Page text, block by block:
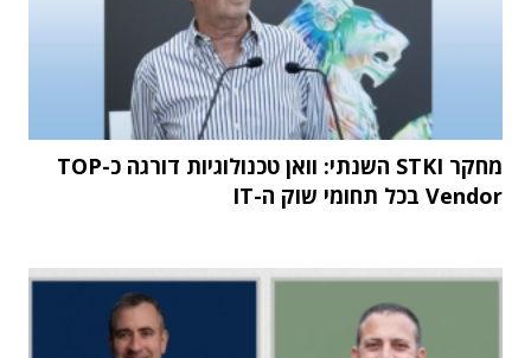
מחקר STKI השנתי: וואן טכנולוגיות דורגה כ-TOP
Vendor בכל תחומי שוק ה-IT